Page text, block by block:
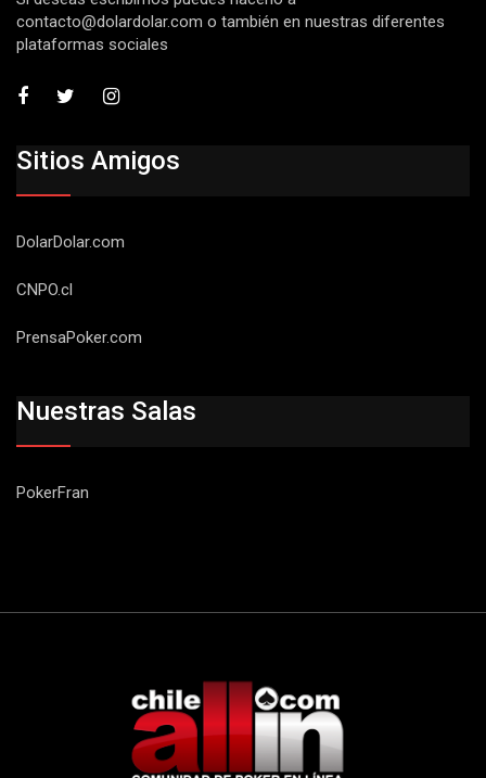
contacto@dolardolar.com o también en nuestras diferentes
plataformas sociales
Sitios Amigos
DolarDolar.com
CNPO.cl
PrensaPoker.com
Nuestras Salas
PokerFran